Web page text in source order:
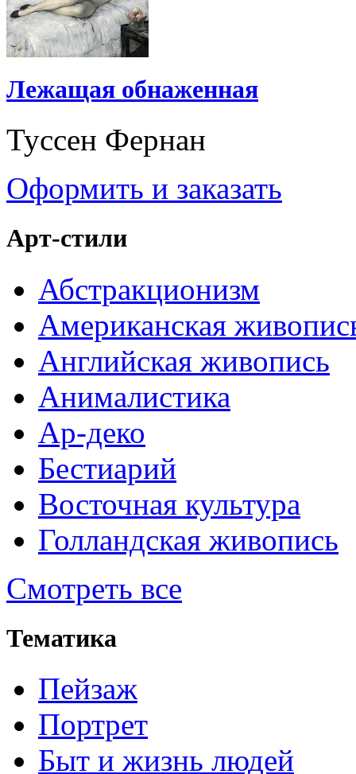
Лежащая обнаженная
Туссен Фернан
Оформить и заказать
Арт-стили
Абстракционизм
Американская
Английская живопись
Анималистика
Ар-деко
Бестиарий
Восточная культура
Голландская живопись
Смотреть все
Тематика
Пейзаж
Портрет
Быт и жизнь людей